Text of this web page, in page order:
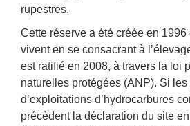
rupestres.
Cette réserve a été créée en
vivent en se consacrant à
est ratifié en 2008, à travers la loi
naturelles protégées (ANP). Si les
d’exploitations d’hydrocarbures
précèdent la déclaration du site